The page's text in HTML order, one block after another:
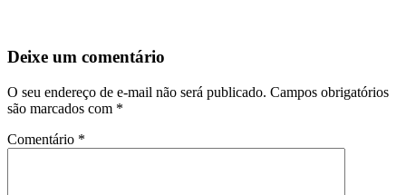
Deixe um comentário
O seu endereço de e-mail não será publicado. Campos obrigatórios
são marcados com *
Comentário *